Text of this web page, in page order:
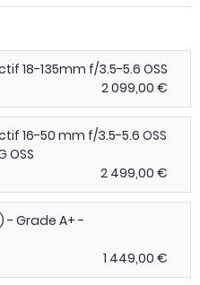
18-135mm f/3.5-5.6 OSS
2 099,00 €
16-50 mm f/3.5-5.6 OSS
OSS
2 499,00 €
- Grade A+ -
1 449,00 €